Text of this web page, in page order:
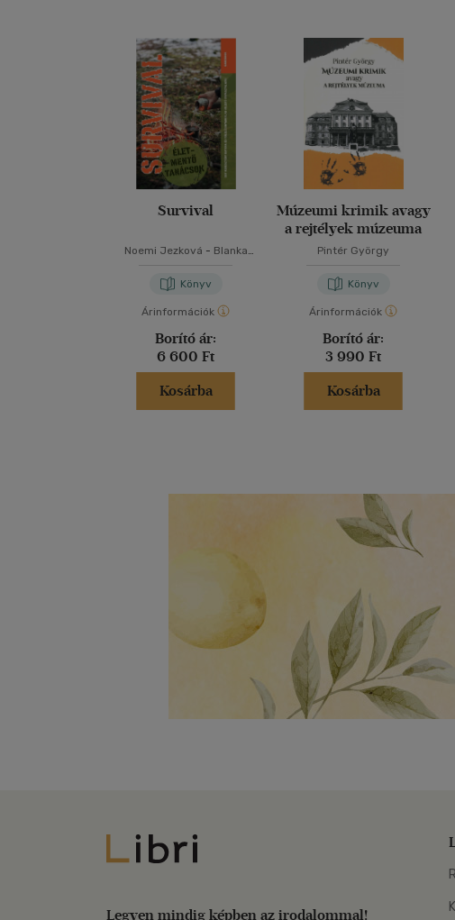
Survival
Noemi Jezková - Blanka
Könyv
Árinformációk
Borító ár:
6 600 Ft
Kosárba
Múzeumi krimik avagy
a rejtélyek múzeuma
Pintér György
Könyv
Árinformációk
Borító ár:
3 990 Ft
Kosárba
Libri
Legyen mindig képben az irodalommal!